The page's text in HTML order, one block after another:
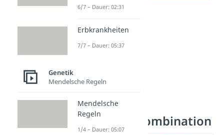
Sexuelle Rekombination
6/7 – Dauer: 02:31
Erbkrankheiten
7/7 – Dauer: 05:37
Genetik
Mendelsche Regeln
Mendelsche
Regeln
1/4 – Dauer: 05:07